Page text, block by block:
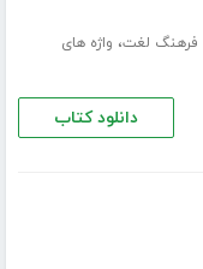
فرهنگ لغت، واژه های
دانلود کتاب